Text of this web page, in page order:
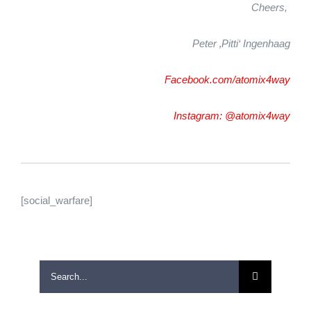
Cheers,
Peter ‚Pitti‘ Ingenhaag
Facebook.com/atomix4way
Instagram: @atomix4way
[social_warfare]
Search
for: